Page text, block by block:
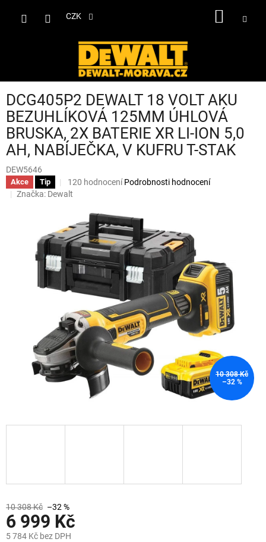
CZK
DCG405P2 DEWALT 18 VOLT AKU
BEZUHLÍKOVÁ 125MM ÚHLOVÁ
BRUSKA, 2X BATERIE XR LI-ION 5,0
AH, NABÍJEČKA, V KUFRU T-STAK
DEW5646
Akce Tip
Průměrné
hodnocení
3,8
z
5
hvězdiček.
120 hodnocení Podrobnosti hodnocení
Značka: Dewalt
10 308 Kč
–32 %
10 308 Kč –32 %
6 999 Kč
5 784 Kč bez DPH